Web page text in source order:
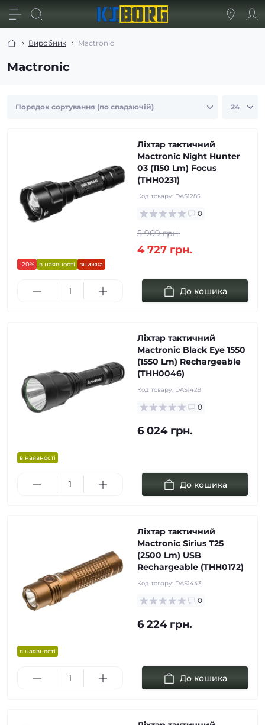
Виробник Mactronic
Mactronic
-20% в наявності знижка
Ліхтар тактичний
Mactronic Night Hunter
03 (1150 Lm) Focus
(THH0231)
Код товару: DAS1285
0
5 909 грн.
4 727 грн.
До кошика
в наявності
Ліхтар тактичний
Mactronic Black Eye 1550
(1550 Lm) Rechargeable
(THH0046)
Код товару: DAS1429
0
6 024 грн.
До кошика
в наявності
Ліхтар тактичний
Mactronic Sirius T25
(2500 Lm) USB
Rechargeable (THH0172)
Код товару: DAS1443
0
6 224 грн.
До кошика